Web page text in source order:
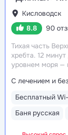
Кисловодск
8.8
90
Тихая часть
хребта. 12
уровнем моря ­—
На территории
смотровые
бювет с
«Ессентуки 2»,
Лесопарковая
Бесплатный
Баня русская
С лечением и